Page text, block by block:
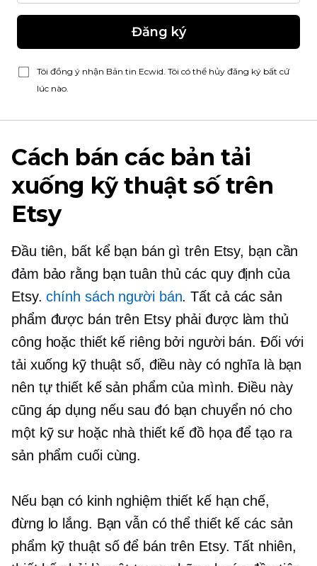
Đăng ký
Tôi đồng ý nhận Bản tin Ecwid. Tôi có thể hủy đăng ký bất cứ
lúc nào.
Cách bán các bản tải
xuống kỹ thuật số trên
Etsy
Đầu tiên, bất kể bạn bán gì trên Etsy, bạn cần
đảm bảo rằng bạn tuân thủ các quy định của
Etsy.chính sách người bán. Tất cả các sản
phẩm được bán trên Etsy phải được làm thủ
công hoặc thiết kế riêng bởi người bán. Đối với
tải xuống kỹ thuật số, điều này có nghĩa là bạn
nên tự thiết kế sản phẩm của mình. Điều này
cũng áp dụng nếu sau đó bạn chuyển nó cho
một kỹ sư hoặc nhà thiết kế đồ họa để tạo ra
sản phẩm cuối cùng.
Nếu bạn có kinh nghiệm thiết kế hạn chế,
đừng lo lắng. Bạn vẫn có thể thiết kế các sản
phẩm kỹ thuật số để bán trên Etsy. Tất nhiên,